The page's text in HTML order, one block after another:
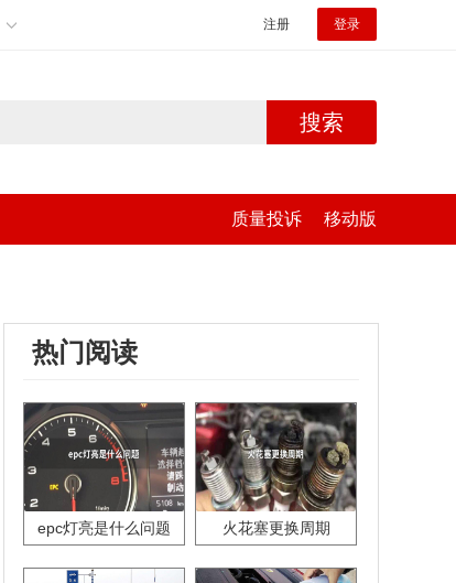
注册 登录
搜索
质量投诉 移动版
热门阅读
epc灯亮是什么问题 火花塞更换周期